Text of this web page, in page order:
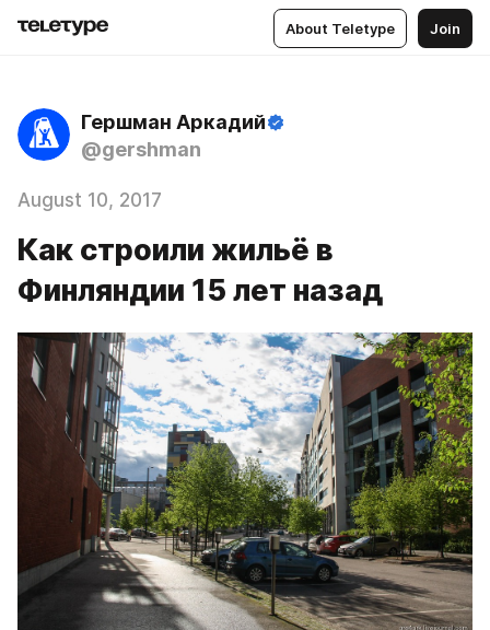
About Teletype Join
Гершман Аркадий
@gershman
August 10, 2017
Как строили жильё в
Финляндии 15 лет назад